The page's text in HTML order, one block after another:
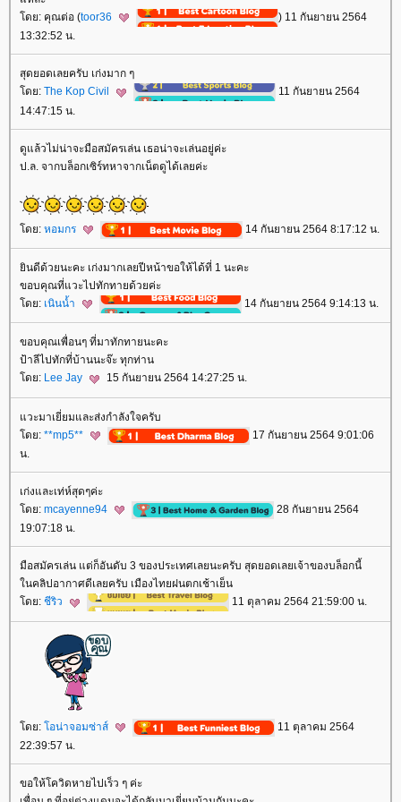
ดย: คุณต่อ (toor36
) 11 กันยายน 2564
13:32:52 น.
สุดยอดเลยครับ เก่งมาก ๆ
ดย: The Kop Civil
11 กันยายน 2564
14:47:15 น.
ดูแล้วไม่น่าจะมือสมัครเล่น เธอน่าจะเล่นอยู่ค่ะ
ป.ล. จากบล็อกเซิร์ทหาจากเน็ตดูได้เลยค่ะ
ดย: หอมกร 14 กันยายน 2564 8:17:12 น.
ินดีด้วยนะคะ เก่งมากเลยปีหน้าขอให้ได้ที่ 1 นะคะ
ขอบคุณที่แวะไปทักทายด้วยค่ะ
ดย: เนินน้ำ 14 กันยายน 2564 9:14:13 น.
ขอบคุณเพื่อนๆ ที่มาทักทายนะคะ
ป้าลีไปทักที่บ้านนะจ๊ะ ทุกท่าน
ดย: Lee Jay 15 กันยายน 2564 14:27:25 น.
วะมาเยี่ยมและส่งกำลังใจครับ
ดย: **mp5**
17 กันยายน 2564 9:01:06
น.
เก่งและเท่ห์สุดๆค่ะ
ดย: mcayenne94
28 กันยายน 2564
19:07:18 น.
มือสมัครเล่น แต่ก็อันดับ 3 ของประเทศเลยนะครับ สุดยอดเลยเจ้าของบล็อกนี้
นคลิปอากาศดีเลยครับ เมืองไทยฝนตกเช้าเย็น
ดย: ชีริว 11 ตุลาคม 2564 21:59:00 น.
ดย: อน่าจอมซ่าส์
11 ตุลาคม 2564
22:39:57 น.
ขอให้โควิดหายไปเร็ว ๆ ค่ะ